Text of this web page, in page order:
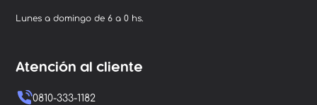
Lunes a domingo de 6 a 0 hs.
Atención al cliente
0810-333-1182